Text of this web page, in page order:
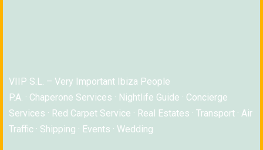
VIIP S.L. – Very Important Ibiza People
P.A. · Chaperone Services · Nightlife Guide · Concierge
Services · Red Carpet Service · Real Estates · Transport · Air
Traffic · Shipping · Events · Wedding